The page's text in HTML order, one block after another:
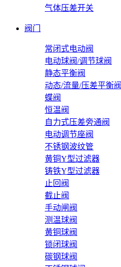
气体压差开关
阀门
常闭式电动阀
电动球阀/调节球阀
静态平衡阀
动态/流量/压差平衡阀
蝶阀
恒温阀
自力式压差旁通阀
电动调节座阀
不锈钢波纹管
黄铜Y型过滤器
铸铁Y型过滤器
止回阀
截止阀
手动闸阀
测温球阀
黄铜球阀
锁闭球阀
碳钢球阀